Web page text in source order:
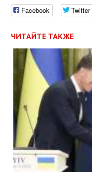
Facebook Twitter
ЧИТАЙТЕ ТАКЖЕ